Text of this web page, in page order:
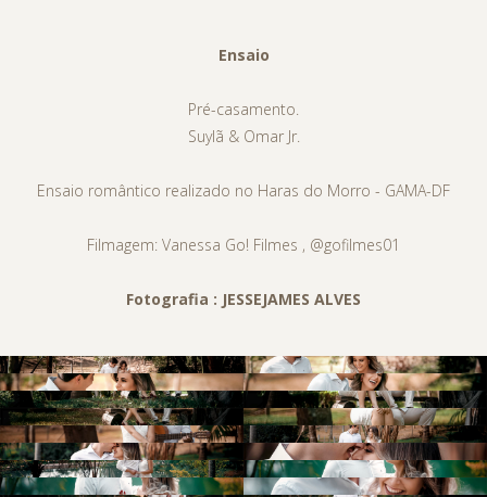
Ensaio
Pré-casamento.
Suylã & Omar Jr.
Ensaio romântico realizado no Haras do Morro - GAMA-DF
Filmagem: Vanessa Go! Filmes , @gofilmes01
Fotografia : JESSEJAMES ALVES